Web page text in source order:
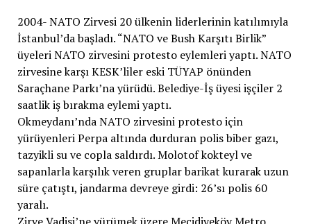
2004- NATO Zirvesi 20 ülkenin liderlerinin katılımıyla
İstanbul’da başladı. “NATO ve Bush Karşıtı Birlik”
üyeleri NATO zirvesini protesto eylemleri yaptı.NATO
zirvesine karşı KESK’liler eski TÜYAP önünden
Saraçhane Parkı’na yürüdü. Belediye-İş üyesi işçiler 2
saatlik iş bırakma eylemi yaptı.
Okmeydanı’nda NATO zirvesini protesto için
yürüyenleri Perpa altında durduran polis biber gazı,
tazyikli su ve copla saldırdı. Molotof kokteyl ve
sapanlarla karşılık veren gruplar barikat kurarak uzun
süre çatıştı, jandarma devreye girdi: 26’sı polis 60
yaralı.